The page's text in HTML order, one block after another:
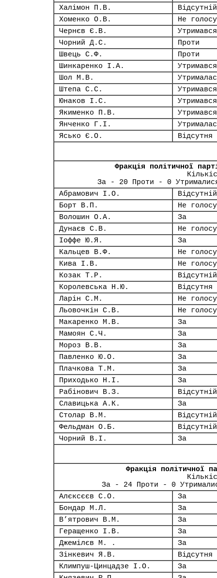
Халімон П.В.
Відсутній
Хоменко О.В.
Не
Чернєв Є.В.
Утримався
Чорний Д.С.
Проти
Швець С.Ф.
Проти
Шинкаренко І.А.
Утримався
Шол М.В.
Штепа С.С.
Утримався
Юнаков І.С.
Утримався
Якименко П.В.
Утримався
Янченко Г.І.
Ясько Є.О.
Відсутня
Фракція політичної
За - 20 Проти - 0
Абрамович І.О.
Відсутній
Борт В.П.
Не
Волошин О.А.
За
Дунаєв С.В.
Не
Іоффе Ю.Я.
За
Кальцев В.Ф.
Не
Кива І.В.
Не
Козак Т.Р.
Відсутній
Королевська Н.Ю.
Відсутня
Ларін С.М.
Не
Льовочкін С.В.
Не
Макаренко М.В.
За
Мамоян С.Ч.
За
Мороз В.В.
За
Павленко Ю.О.
За
Плачкова Т.М.
За
Приходько Н.І.
За
Рабінович В.З.
Відсутній
Славицька А.К.
За
Столар В.М.
Відсутній
Фельдман О.Б.
Відсутній
Чорний В.І.
За
Фракція політичної
За - 24 Проти - 0
Алєксєєв С.О.
За
Бондар М.Л.
За
В’ятрович В.М.
За
Геращенко І.В.
За
Джемілєв М. .
За
Зінкевич Я.В.
Відсутня
Климпуш-Цинцадзе І.О.
За